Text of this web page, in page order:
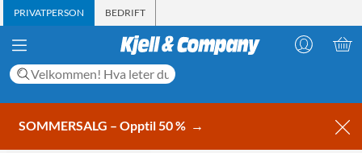
PRIVATPERSON BEDRIFT
SOMMERSALG – Opptil 50 % →